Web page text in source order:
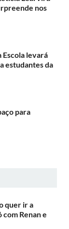
nos
Escola levará
estudantes da
para
quer ir a
com Renan e